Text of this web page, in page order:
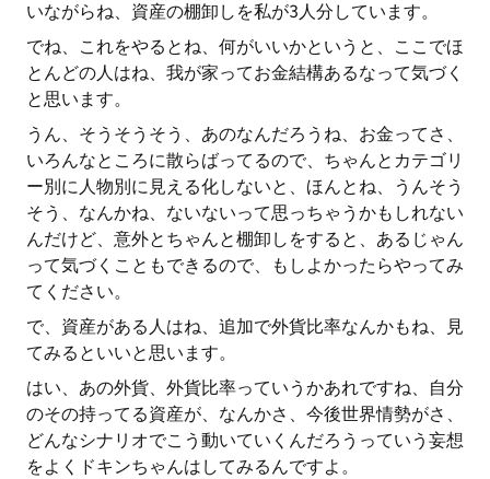
いながらね、資産の棚卸しを私が3人分しています。
でね、これをやるとね、何がいいかというと、ここでほ
とんどの人はね、我が家ってお金結構あるなって気づく
と思います。
うん、そうそうそう、あのなんだろうね、お金ってさ、
いろんなところに散らばってるので、ちゃんとカテゴリ
ー別に人物別に見える化しないと、ほんとね、うんそう
そう、なんかね、ないないって思っちゃうかもしれない
んだけど、意外とちゃんと棚卸しをすると、あるじゃん
って気づくこともできるので、もしよかったらやってみ
てください。
で、資産がある人はね、追加で外貨比率なんかもね、見
てみるといいと思います。
はい、あの外貨、外貨比率っていうかあれですね、自分
のその持ってる資産が、なんかさ、今後世界情勢がさ、
どんなシナリオでこう動いていくんだろうっていう妄想
をよくドキンちゃんはしてみるんですよ。